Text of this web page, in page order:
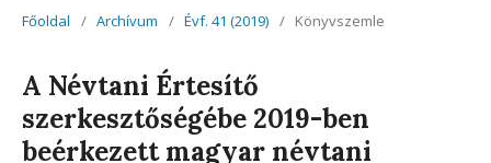
Főoldal / Archívum / Évf. 41 (2019) / Könyvszemle
A Névtani Értesítő
szerkesztőségébe 2019-ben
beérkezett magyar névtani